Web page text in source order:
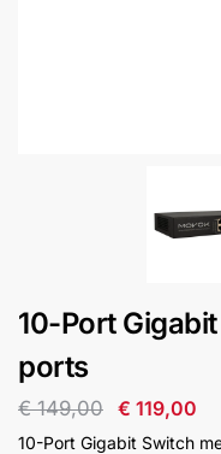
Inbraakbeveiliging
Merken
10-Port
ports
€149,00 € 119,00
10-Port Gigabit Switch